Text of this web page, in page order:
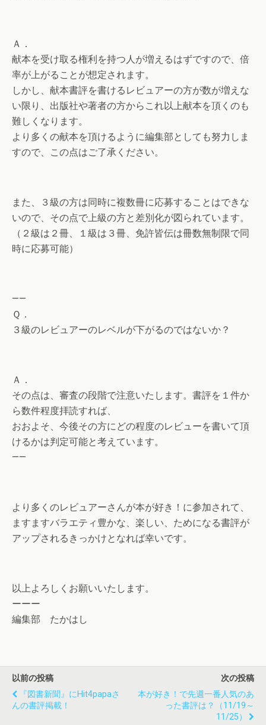
Ａ．
献本を受け取る権利を持つ人が増えるはずですので、倍
率が上がることが想定されます。
しかし、献本書評を書けるレビュアーの方が数が増えな
い限り、出版社や著者の方からこれ以上献本を頂くのも
難しくなります。
より多くの献本を頂けるように編集部としても努力しま
すので、この点はご了承ください。
また、３級の方は同時に複数冊に応募することはできな
いので、その点で上級の方と差別化が図られています。
（２級は２冊、１級は３冊、免許皆伝は冊数無制限で同
時に応募可能）
——
Ｑ．
３級のレビュアーのレベルが下がるのではないか？
Ａ．
その点は、審査の段階で注意いたします。書評を１件か
ら数件程度拝読すれば、
おおよそ、今後その方にどの程度のレビューを書いて頂
けるかは判定可能と考えています。
——
より多くのレビュアーさんが本が好き！に参加されて、
ますますバラエティ豊かな、楽しい、ためになる書評が
アップされるきっかけとなれば幸いです。
以上よろしくお願いいたします。
ーーー
編集部 たかはし
以前の投稿
『図書新聞』にhit4papaさ
んの書評掲載！
次の投稿
本が好き！で先週一番人気のあ
った書評は？（11/19～
11/25）